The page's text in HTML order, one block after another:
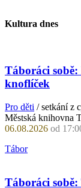
Kultura dnes
Táboráci
knoflíček
Pro děti / setkání z
Městská knihovna
06.08.2026 od
Tábor
Táboráci